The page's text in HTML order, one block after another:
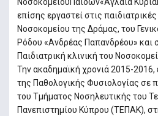
επίσης εργαστεί στις παιδιατρικές
Νοσοκομείου της Δράμας, του
Ρόδου «Ανδρέας Παπανδρέου» και
Παιδιατρική κλινική του
Την ακαδημαϊκή χρονιά 2015-2016,
της Παθολογικής Φυσιολογίας σε
του Τμήματος Νοσηλευτικής του
Πανεπιστημίου Κύπρου (ΤΕΠΑΚ),